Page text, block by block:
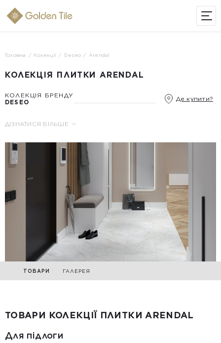
Головна Колекції Deseo Arendal
КОЛЕКЦІЯ ПЛИТКИ ARENDAL
КОЛЕКЦІЯ БРЕНДУ
DESEO
Де купити?
ДІЗНАТИСЯ БІЛЬШЕ
ТОВАРИ ГАЛЕРЕЯ
ТОВАРИ КОЛЕКЦІЇ ПЛИТКИ ARENDAL
Для підлоги